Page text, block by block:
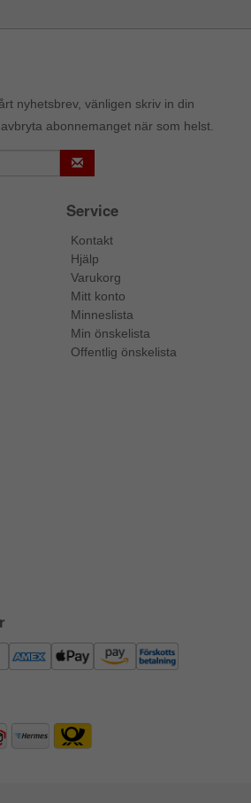
nyhetsbrev, vänligen skriv in din
abonnemanget när som helst.
Service
Kontakt
Hjälp
Varukorg
Mitt konto
Minneslista
Min önskelista
Offentlig önskelista